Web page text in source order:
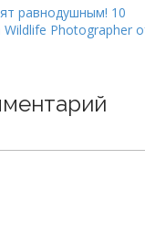
равнодушным! 10
Wildlife Photographer